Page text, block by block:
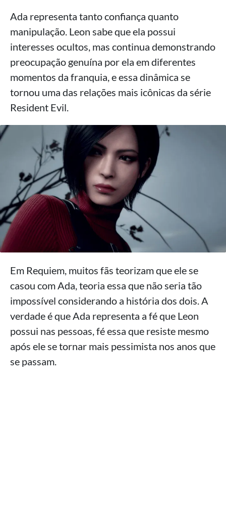
Ada representa tanto confiança quanto
manipulação. Leon sabe que ela possui
interesses ocultos, mas continua demonstrando
preocupação genuína por ela em diferentes
momentos da franquia, e essa dinâmica se
tornou uma das relações mais icônicas da série
Resident Evil.
Em Requiem, muitos fãs teorizam que ele se
casou com Ada, teoria essa que não seria tão
impossível considerando a história dos dois. A
verdade é que Ada representa a fé que Leon
possui nas pessoas, fé essa que resiste mesmo
após ele se tornar mais pessimista nos anos que
se passam.